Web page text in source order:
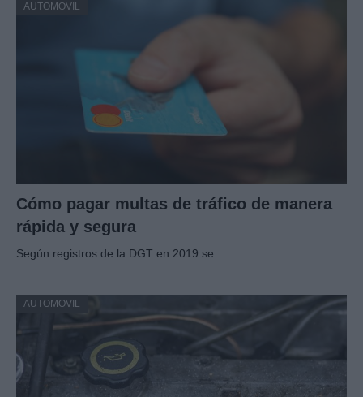
AUTOMOVIL
Cómo pagar multas de tráfico de manera
rápida y segura
Según registros de la DGT en 2019 se…
AUTOMOVIL